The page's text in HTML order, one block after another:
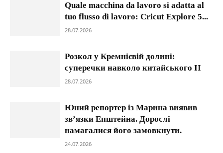
Quale macchina da lavoro si adatta al
tuo flusso di lavoro: Cricut Explore 5...
28.07.2026
Розкол у Кремнієвій долині:
суперечки навколо китайського ІІ
28.07.2026
Юний репортер із Марина виявив
зв’язки Епштейна. Дорослі
намагалися його замовкнути.
24.07.2026